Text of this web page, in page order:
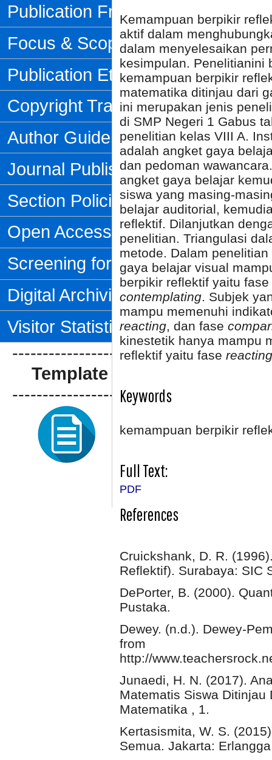
Publication Frequency
Focus & Scope
Publication Ethics
Copyright Transfer Form
Author Guidelines
Journal Publishing Fee
Section Policies
Open Access Policy
Screening for Plagiarism
Digital Archiving
Visitor Statistics
--------------------------------
Template Artikel
--------------------------------
Kemampuan berpikir
aktif dalam
dalam menyelesaikan
kesimpulan. Penelitianini
kemampuan berpikir
matematika ditinjau dari
ini merupakan jenis
di SMP Negeri 1 Gabus
penelitian kelas VIII A.
adalah angket gaya
dan pedoman
angket gaya belajar
siswa yang masing-
belajar auditorial,
reflektif. Dilanjutkan
penelitian. Triangulasi
metode. Dalam
gaya belajar visual
berpikir reflektif yaitu fase
contemplating. Subjek
mampu memenuhi
reacting, dan fase
kinestetik hanya mampu
reflektif yaitu fase reacting
Keywords
kemampuan berpikir
Full Text:
PDF
References
Cruickshank, D. R.
Reflektif). Surabaya: SIC
DePorter, B. (2000).
Pustaka.
Dewey. (n.d.). Dewey-
from
http://
Junaedi, H. N. (2017).
Matematis Siswa Ditinjau
Matematika , 1.
Kertasismita, W. S.
Semua. Jakarta: